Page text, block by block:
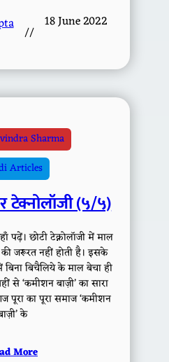
//
18 June 2022
Sharma
Articles
(५/५)
पढ़ें। छोटी टेक्नोलॉजी में माल
जरूरत नहीं होती है। इसके
बिना बिचैलिये के माल बेचा ही
से ‘कमीशन बाज़ी’ का सारा
का पूरा समाज ‘कमीशन
के
More